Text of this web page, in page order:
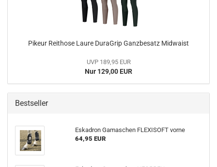
Pikeur Reithose Laure DuraGrip Ganzbesatz Midwaist
UVP 189,95 EUR
Nur 129,00 EUR
Bestseller
Eskadron Gamaschen FLEXISOFT vorne
64,95 EUR